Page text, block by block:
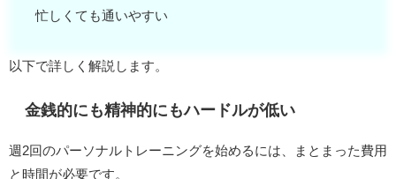
忙しくても通いやすい
以下で詳しく解説します。
金銭的にも精神的にもハードルが低い
週2回のパーソナルトレーニングを始めるには、まとまった費用
と時間が必要です。